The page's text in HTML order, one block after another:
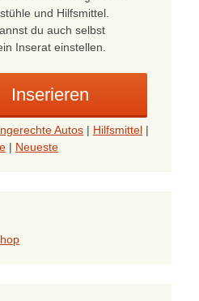
Schwerbehinderung
Urlaub barrierefrei
Treppenlift, Hublift,
Plattformlift: Angebot
und Hilfsmittel.
du auch selbst
Inserat einstellen.
Autos | Hilfsmittel |
| Neueste